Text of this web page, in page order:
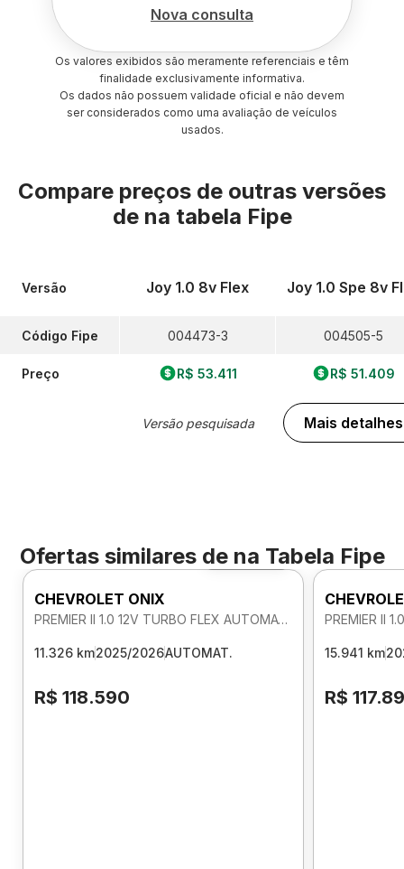
Nova consulta
Os valores exibidos são meramente referenciais e têm
finalidade exclusivamente informativa.
Os dados não possuem validade oficial e não devem
ser considerados como uma avaliação de veículos
usados.
Compare preços de outras versões
de na tabela Fipe
Versão
Código Fipe
Preço
Joy 1.0 8v Flex
004473-3
R$ 53.411
Versão pesquisada
Joy 1.0 Spe 8v
004505-5
R$ 51.409
Mais detalhes
Ofertas similares de na Tabela Fipe
Foto 360º
CHEVROLET ONIX
PREMIER II 1.0 12V TURBO FLEX AUTOMATICO
11.326 km2025/2026AUTOMAT.
R$ 118.590
15.941 km
R$